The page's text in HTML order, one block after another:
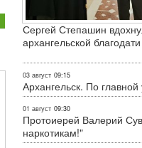
Сергей Степашин
архангельской благодати
03 август 09:15
Архангельск. По
01 август 09:30
Протоиерей Валерий
наркотикам!"